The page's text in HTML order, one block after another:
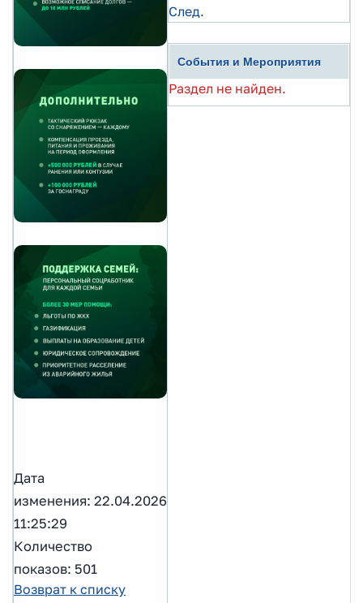
Дата
изменения: 22.04.2026
11:25:29
Количество
показов: 501
Возврат к списку
След.
События и Мероприятия
Раздел не найден.